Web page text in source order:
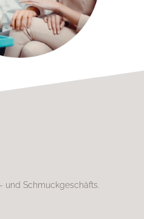
und Schmuckgeschäfts.